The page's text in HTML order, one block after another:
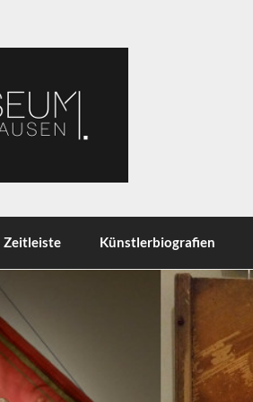
Zeitleiste Künstlerbiografien